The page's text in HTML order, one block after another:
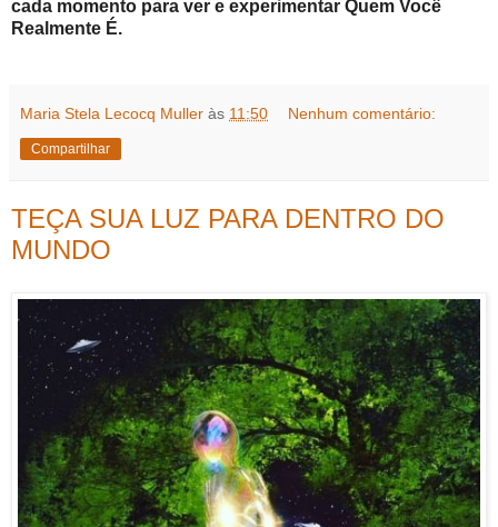
cada momento para ver e experimentar Quem Você
Realmente É.
Maria Stela Lecocq Muller às 11:50 Nenhum comentário:
Compartilhar
TEÇA SUA LUZ PARA DENTRO DO
MUNDO